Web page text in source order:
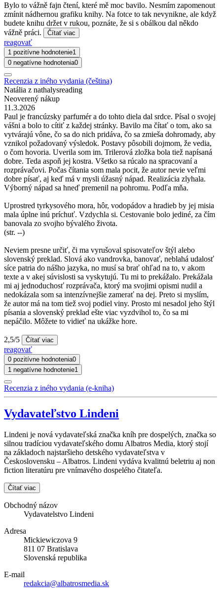
Bylo to vážně fajn čtení, které mě moc bavilo. Nesmím zapomenout
zmínit nádhernou grafiku knihy. Na fotce to tak nevynikne, ale když
budete knihu držet v rukou, poznáte, že si s obálkou dal někdo
vážně práci.
Čítať viac
reagovať
1 pozitívne hodnotenie1
0 negatívne hodnotenia0
Recenzia z iného vydania (čeština)
Natália z nathalysreading
Neoverený nákup
11.3.2026
Paul je francúzsky parfumér a do tohto diela dal srdce. Písal o svojej
vášni a bolo to cítiť z každej stránky. Bavilo ma čítať o tom, ako sa
vytvárajú vône, čo sa do nich pridáva, čo sa zmieša dohromady, aby
vznikol požadovaný výsledok. Postavy pôsobili dojmom, že vedia,
o čom hovoria. Uverila som im. Trilerová zložka bola tiež napísaná
dobre. Teda aspoň jej kostra. Všetko sa rúcalo na spracovaní a
rozprávačovi. Počas čítania som mala pocit, že autor nevie veľmi
dobre písať, aj keď má v mysli úžasný nápad. Realizácia zlyhala.
Výborný nápad sa hneď premenil na pohromu. Podľa mňa.
Uprostred tyrkysového mora, hôr, vodopádov a hradieb by jej misia
mala úplne inú príchuť. Vzdychla si. Cestovanie bolo jediné, za čím
banovala zo svojho bývalého života.
(str. --)
Neviem presne určiť, či ma vyrušoval spisovateľov štýl alebo
slovenský preklad. Slová ako vandrovka, banovať, neblahá udalosť
síce patria do nášho jazyka, no musí sa brať ohľad na to, v akom
texte a v akej súvislosti sa vyskytujú. Tu mi to prekážalo. Prekážala
mi aj jednoduchosť rozprávača, ktorý ma svojimi opismi nudil a
nedokázala som sa intenzívnejšie zamerať na dej. Preto si myslím,
že autor má na tom tiež svoj podiel viny. Prosto mi nesadol jeho štýl
písania a slovenský preklad ešte viac vyzdvihol to, čo sa mi
nepáčilo. Môžete to vidieť na ukážke hore.
2,5/5 Čítať viac
reagovať
0 pozitívne hodnotenia0
1 negatívne hodnotenie1
Recenzia z iného vydania (e-kniha)
Vydavateľstvo Lindeni
Lindeni je nová vydavateľská značka kníh pre dospelých, značka so
silnou tradíciou vydavateľského domu Albatros Media, ktorý stojí
na základoch najstaršieho detského vydavateľstva v
Československu – Albatros. Lindeni vydáva kvalitnú beletriu aj non
fiction literatúru pre vnímavého dospelého čitateľa.
Čítať viac
Obchodný názov
Vydavatelstvo Lindeni
Adresa
Mickiewiczova 9
811 07 Bratislava
Slovenská republika
E-mail
redakcia@albatrosmedia.sk